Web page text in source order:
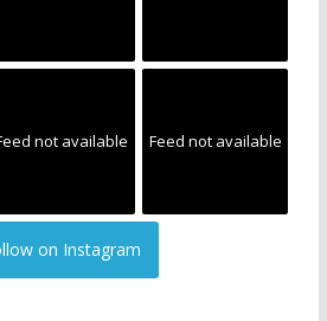
not available Feed not available
on Instagram